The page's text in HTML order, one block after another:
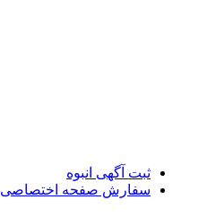
ثبت آگهی انبوه
سفارش صفحه اختصاصی